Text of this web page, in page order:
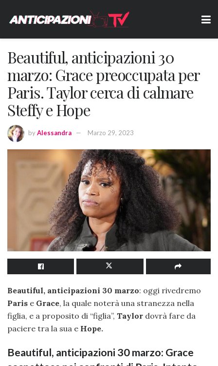
Beautiful, anticipazioni 30
marzo: Grace preoccupata per
Paris. Taylor cerca di calmare
Steffy e Hope
byAlessandra Marzo 29, 2023
Beautiful, anticipazioni 30 marzo: oggi rivedremo
Paris e Grace, la quale noterà una stranezza nella
figlia, e a proposito di “figlia”, Taylor dovrà fare da
paciere tra la sua e Hope.
Beautiful, anticipazioni 30 marzo: Grace